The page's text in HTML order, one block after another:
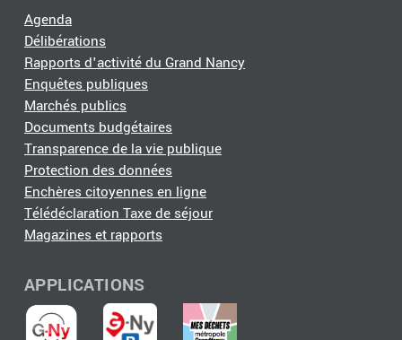
Agenda
Délibérations
Rapports d'activité du Grand Nancy
Enquêtes publiques
Marchés publics
Documents budgétaires
Transparence de la vie publique
Protection des données
Enchères citoyennes en ligne
Télédéclaration Taxe de séjour
Magazines et rapports
APPLICATIONS